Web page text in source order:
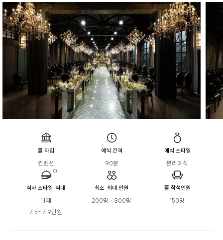
홀 타입
컨벤션
예식 간격
90분
예식 스타일
분리예식
식사 스타일·식대
뷔페
7.5~7.9만원
최소·최대 인원
200명 · 300명
홀 착석인원
150명